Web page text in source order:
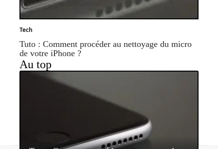
Tech
Tuto : Comment procéder au nettoyage du micro
de votre iPhone ?
Au top